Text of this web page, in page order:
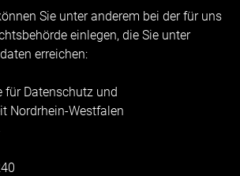
Sie unter anderem bei der für uns
einlegen, die Sie unter
erreichen:
für Datenschutz und
Nordrhein-Westfalen